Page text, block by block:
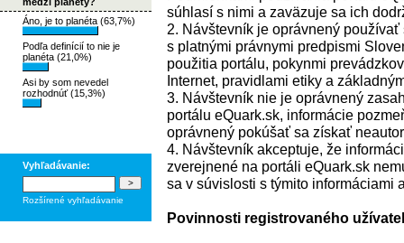
Áno, je to planéta (63,7%)
Podľa definícií to nie je
planéta (21,0%)
Asi by som nevedel
rozhodnúť (15,3%)
Vyhľadávanie:
Rozšírené vyhľadávanie
súhlasí s nimi a zaväzuje sa ich
2. Návštevník je oprávnený
s platnými právnymi predpismi
použitia portálu, pokynmi
Internet, pravidlami etiky a
3. Návštevník nie je oprávnený
portálu eQuark.sk, informácie
oprávnený pokúšať sa získať
4. Návštevník akceptuje, že
zverejnené na portáli eQuark.sk
sa v súvislosti s týmito informáciami
Povinnosti registrovaného